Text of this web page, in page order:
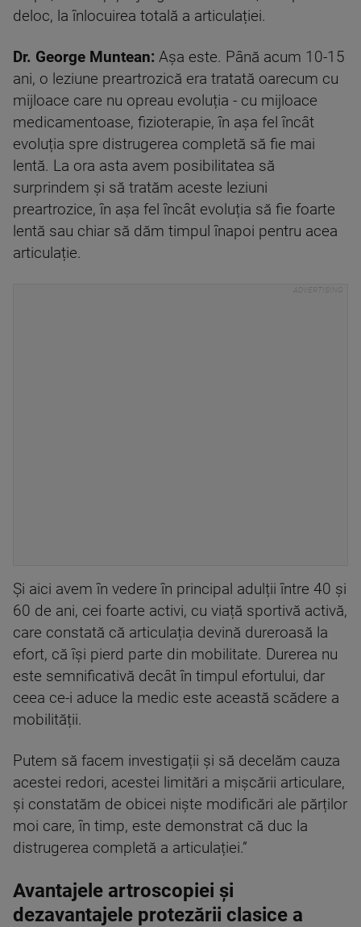
deloc, la înlocuirea totală a articulației.
Dr. George Muntean: Așa este. Până acum 10-15
ani, o leziune preartrozică era tratată oarecum cu
mijloace care nu opreau evoluția - cu mijloace
medicamentoase, fizioterapie, în așa fel încât
evoluția spre distrugerea completă să fie mai
lentă. La ora asta avem posibilitatea să
surprindem și să tratăm aceste leziuni
preartrozice, în așa fel încât evoluția să fie foarte
lentă sau chiar să dăm timpul înapoi pentru acea
articulație.
Și aici avem în vedere în principal adulții între 40 și
60 de ani, cei foarte activi, cu viață sportivă activă,
care constată că articulația devină dureroasă la
efort, că își pierd parte din mobilitate. Durerea nu
este semnificativă decât în timpul efortului, dar
ceea ce-i aduce la medic este această scădere a
mobilității.
Putem să facem investigații și să decelăm cauza
acestei redori, acestei limitări a mișcării articulare,
și constatăm de obicei niște modificări ale părților
moi care, în timp, este demonstrat că duc la
distrugerea completă a articulației.”
Avantajele artroscopiei și
dezavantajele protezării clasice a